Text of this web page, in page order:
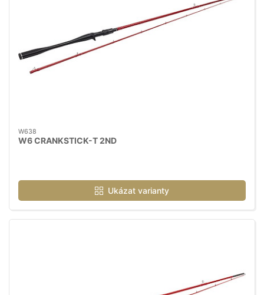
W638
W6 CRANKSTICK-T 2ND
Ukázat varianty